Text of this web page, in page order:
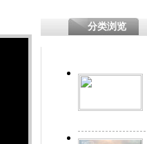
分类浏览